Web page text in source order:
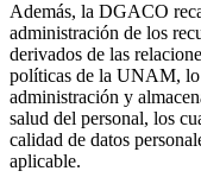
Además, la DGACO
administración de los
derivados de las
políticas de la UNAM, lo
administración y
salud del personal, los
calidad de datos
aplicable.